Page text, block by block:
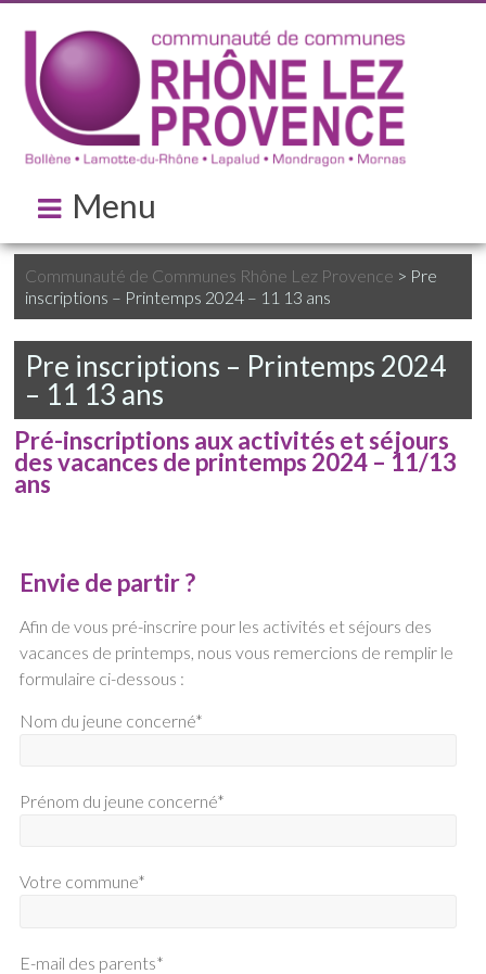
Menu
Communauté de Communes Rhône Lez Provence > Pre
inscriptions – Printemps 2024 – 11 13 ans
Pre inscriptions – Printemps 2024
– 11 13 ans
Pré-inscriptions aux activités et séjours
des vacances de printemps 2024 – 11/13
ans
Envie de partir ?
Afin de vous pré-inscrire pour les activités et séjours des
vacances de printemps, nous vous remercions de remplir le
formulaire ci-dessous :
Nom du jeune concerné*
Prénom du jeune concerné*
Votre commune*
E-mail des parents*